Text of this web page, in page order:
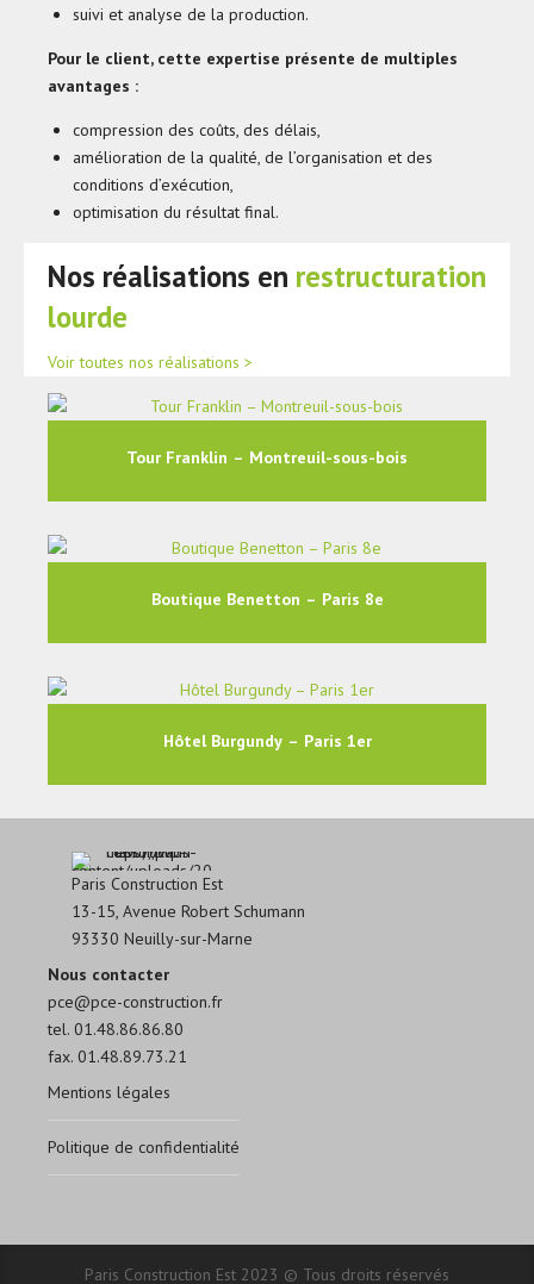
suivi et analyse de la production.
Pour le client, cette expertise présente de multiples
avantages :
compression des coûts, des délais,
amélioration de la qualité, de l’organisation et des
conditions d’exécution,
optimisation du résultat final.
Nos réalisations en restructuration
lourde
Voir toutes nos réalisations >
Tour Franklin – Montreuil-sous-bois
Boutique Benetton – Paris 8e
Hôtel Burgundy – Paris 1er
Paris Construction Est
13-15, Avenue Robert Schumann
93330 Neuilly-sur-Marne
Nous contacter
pce@pce-construction.fr
tel. 01.48.86.86.80
fax. 01.48.89.73.21
Mentions légales
Politique de confidentialité
Paris Construction Est 2023 © Tous droits réservés